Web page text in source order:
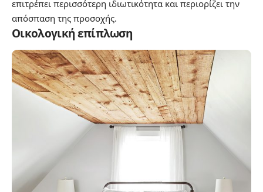
επιτρέπει περισσότερη ιδιωτικότητα και περιορίζει την
απόσπαση της προσοχής.
Οικολογική επίπλωση